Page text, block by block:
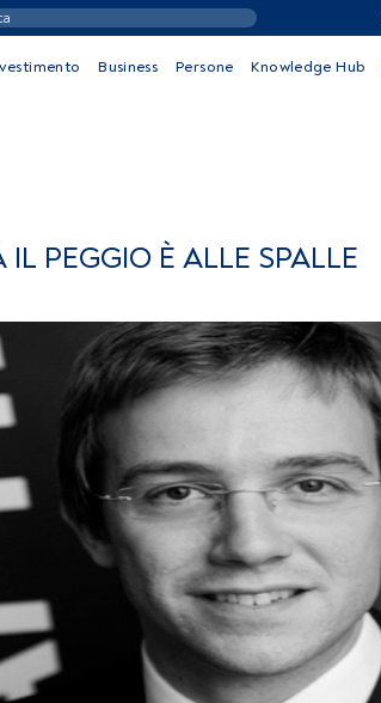
Business Persone Knowledge Hub
PEGGIO È ALLE SPALLE